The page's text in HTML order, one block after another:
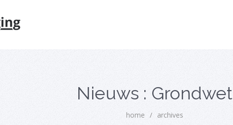
Nieuws : Grondwet
home / archives
Oriëntatiememo bedrijfsopvolging voor fiscaal juridisch advies